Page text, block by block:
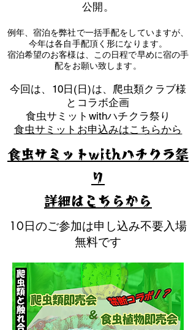
公開。
例年、宿泊を弊社で一括手配をしていますが、
今年は各自手配頂く形になります。
​宿泊希望のお客様は、この日程で早めに宿の手
配をお願い致します。
​今回は、10日(日)は、爬虫類クラブ様
とコラボ企画
​食虫サミットwithハチクラ祭り
食虫サミットお申込みはこちらから
10日のご参加は申し込み不要入場
無料です
食虫サミットwithハチクラ祭
り
​詳細はこちらから